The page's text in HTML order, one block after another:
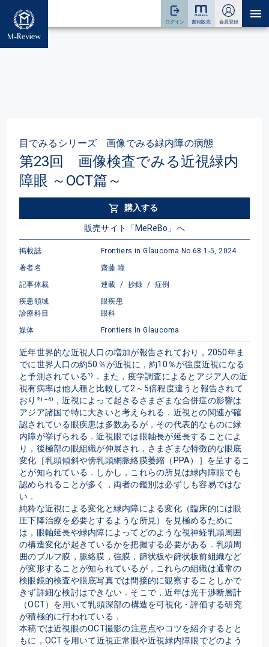
目でみるシリーズ 画像でみる緑内障の病態
第23回 画像検査でみる近視緑内
障眼 ～OCT篇～
購入する
販売サイト「MeReBo」へ
掲載誌
Frontiers in Glaucoma No.68 1-5, 2024
著者名
齋藤 瞳
記事体裁
連載 / 抄録 / 症例
疾患領域
眼疾患
診療科目
眼科
媒体
Frontiers in Glaucoma
近年世界的な近視人口の増加が報告されており，2050年ま
でに世界人口の約50％が近視に，約10％が強度近視になる
と予測されている¹⁾．また，疫学調査によるとアジア人の近
視有病率は他人種と比較して2～5倍程度違うと報告されて
おり²⁾ ⁻⁴⁾，近視によって起きるさまざまな合併症の影響は
アジア諸国で特に大きいと考えられる．近視との関連が確
認されている眼疾患は多数あるが，その代表的なものに緑
内障が挙げられる．近視眼では眼軸長が延長することによ
り，後極部の眼組織が伸展され，さまざまな特徴的な眼底
変化［乳頭傾斜や傍乳頭網脈絡膜萎縮（PPA）］を呈するこ
とが知られている．しかし，これらの所見は緑内障眼でも
認められることが多く，両者の鑑別は必ずしも容易ではな
い．
純粋な近視による変化と緑内障による変化（臨床的には眼
圧下降治療を必要とするような所見）を見極めるために
は，眼軸延長や緑内障によってどのような視神経乳頭周囲
の構造変化が起きているかを把握する必要がある．乳頭周
囲のブルフ膜，脈絡膜，強膜，篩状板や篩状板前組織など
が変形することが知られているが，これらの組織は通常の
検眼鏡的検査や眼底写真では間接的に観察することしかで
きず詳細な検討はできない．そこで，近年は光干渉断層計
（OCT）を用いて乳頭深部の構造を可視化・評価する研究
が積極的に行われている．
本稿では近視眼のOCT撮影の注意点やコツを紹介するとと
もに，OCTを用いて近視正常眼や近視緑内障眼でどのよう